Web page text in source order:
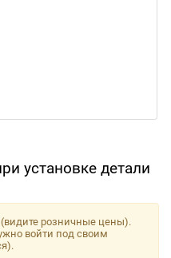
установке детали
розничные цены).
войти под своим